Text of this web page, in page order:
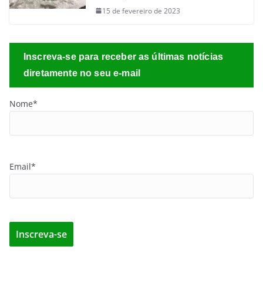
15 de fevereiro de 2023
Inscreva-se para receber as últimas notícias
diretamente no seu e-mail
Nome*
Email*